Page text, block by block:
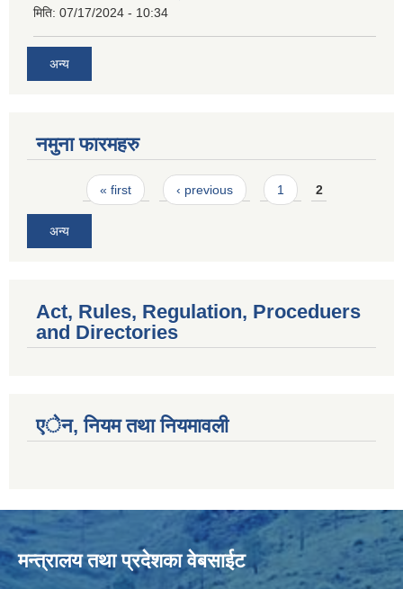
मिति: 07/17/2024 - 10:34
अन्य
नमुना फारमहरु
Pages« first ‹ previous 1 2
अन्य
Act, Rules, Regulation, Proceduers
and Directories
एेन, नियम तथा नियमावली
मन्त्रालय तथा प्रदेशका वेबसाईट